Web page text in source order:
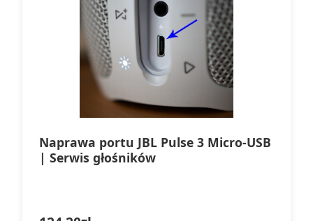
Naprawa portu JBL Pulse 3 Micro-USB
| Serwis głośników